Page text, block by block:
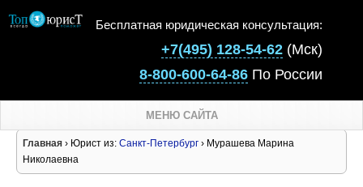
Бесплатная юридическая консультация:
+7(495) 128-54-62 (Мск)
8-800-600-64-86 По России
МЕНЮ САЙТА
Главная › Юрист из: Санкт-Петербург › Мурашева Марина
Николаевна